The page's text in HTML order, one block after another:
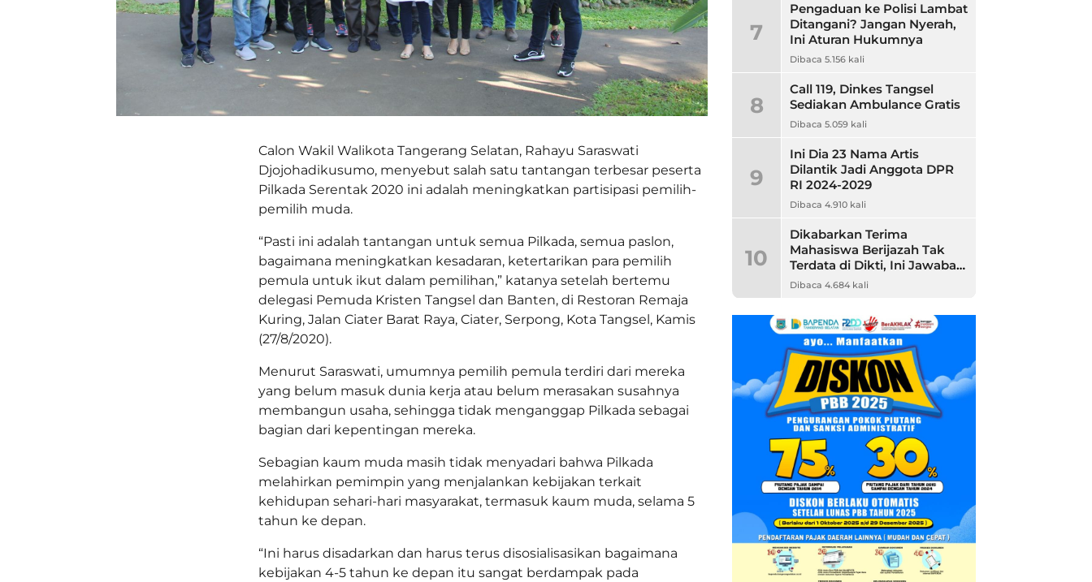
Calon Wakil Walikota Tangerang Selatan, Rahayu Saraswati
Djojohadikusumo, menyebut salah satu tantangan terbesar peserta
Pilkada Serentak 2020 ini adalah meningkatkan partisipasi pemilih-
pemilih muda.
“Pasti ini adalah tantangan untuk semua Pilkada, semua paslon,
bagaimana meningkatkan kesadaran, ketertarikan para pemilih
pemula untuk ikut dalam pemilihan,” katanya setelah bertemu
delegasi Pemuda Kristen Tangsel dan Banten, di Restoran Remaja
Kuring, Jalan Ciater Barat Raya, Ciater, Serpong, Kota Tangsel, Kamis
(27/8/2020).
Menurut Saraswati, umumnya pemilih pemula terdiri dari mereka
yang belum masuk dunia kerja atau belum merasakan susahnya
membangun usaha, sehingga tidak menganggap Pilkada sebagai
bagian dari kepentingan mereka.
Sebagian kaum muda masih tidak menyadari bahwa Pilkada
melahirkan pemimpin yang menjalankan kebijakan terkait
kehidupan sehari-hari masyarakat, termasuk kaum muda, selama 5
tahun ke depan.
“Ini harus disadarkan dan harus terus disosialisasikan bagaimana
kebijakan 4-5 tahun ke depan itu sangat berdampak pada
7
Pengaduan ke Polisi Lambat
Ditangani? Jangan Nyerah,
Ini Aturan Hukumnya
Dibaca 5.156 kali
8
Call 119, Dinkes Tangsel
Sediakan Ambulance Gratis
Dibaca 5.059 kali
9
Ini Dia 23 Nama Artis
Dilantik Jadi Anggota DPR
RI 2024-2029
Dibaca 4.910 kali
10
Dikabarkan Terima
Mahasiswa Berijazah Tak
Terdata di Dikti, Ini Jawaban
Unpam
Dibaca 4.684 kali